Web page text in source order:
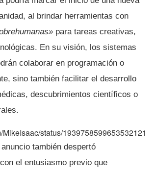
al brindar herramientas con
para tareas creativas,
En su visión, los sistemas
colaborar en programación o
sino también facilitar el desarrollo
descubrimientos científicos o
MikeIsaac/status/1939758599653532121
también despertó
el entusiasmo previo que